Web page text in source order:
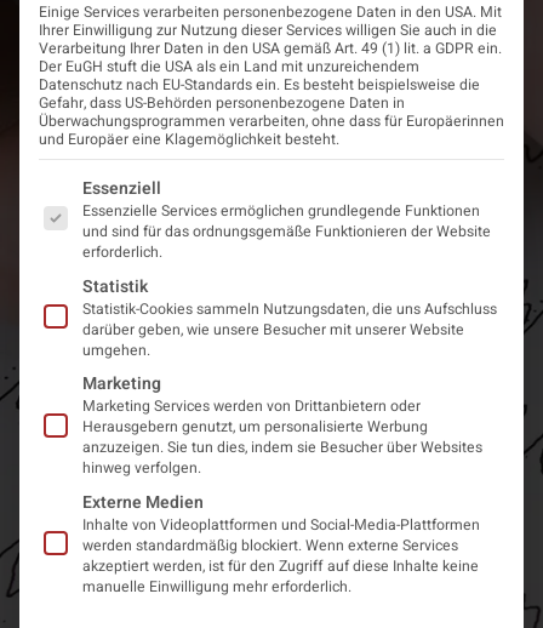
Einige Services verarbeiten personenbezogene Daten in den USA. Mit
Ihrer Einwilligung zur Nutzung dieser Services willigen Sie auch in die
Verarbeitung Ihrer Daten in den USA gemäß Art. 49 (1) lit. a GDPR ein.
Der EuGH stuft die USA als ein Land mit unzureichendem
Datenschutz nach EU-Standards ein. Es besteht beispielsweise die
Gefahr, dass US-Behörden personenbezogene Daten in
Überwachungsprogrammen verarbeiten, ohne dass für Europäerinnen
und Europäer eine Klagemöglichkeit besteht.
Es folgt eine Liste der Service-Gruppen, für die eine
Essenziell
Essenzielle Services ermöglichen grundlegende Funktionen
und sind für das ordnungsgemäße Funktionieren der Website
erforderlich.
Statistik
Statistik-Cookies sammeln Nutzungsdaten, die uns Aufschluss
darüber geben, wie unsere Besucher mit unserer Website
umgehen.
Marketing
Marketing Services werden von Drittanbietern oder
Herausgebern genutzt, um personalisierte Werbung
anzuzeigen. Sie tun dies, indem sie Besucher über Websites
hinweg verfolgen.
Externe Medien
Inhalte von Videoplattformen und Social-Media-Plattformen
werden standardmäßig blockiert. Wenn externe Services
akzeptiert werden, ist für den Zugriff auf diese Inhalte keine
manuelle Einwilligung mehr erforderlich.